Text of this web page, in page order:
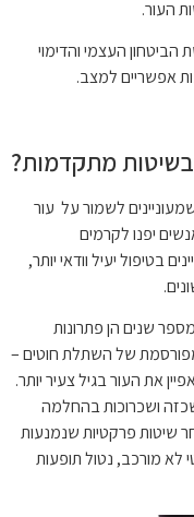
העור.
העצמי והדימוי
אפשריים למצב.
בשיטות מתקדמות?
לשמור על עור
יפנו לקרמים
בטיפול יעיל וודאי יותר,
שנים הן פתרונות
של השתלת חוטים –
את העור בגיל צעיר יותר.
ושכרוכות בהחלמה
שיטות פרקטיות שנמנעות
לא מורכב, נטול תופעות